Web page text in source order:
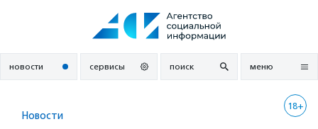
новости сервисы поиск меню
18+
Новости